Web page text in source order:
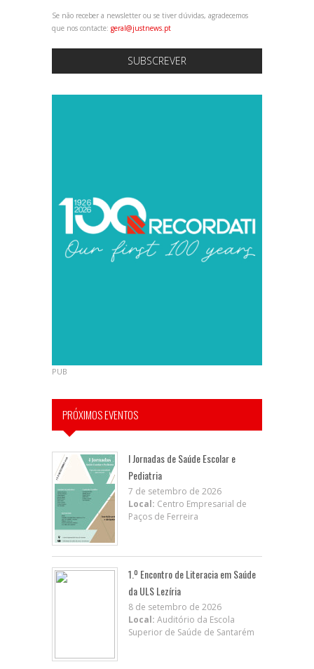
Se não receber a newsletter ou se tiver dúvidas, agradecemos
que nos contacte: geral@justnews.pt
SUBSCREVER
PUB
PRÓXIMOS EVENTOS
I Jornadas de Saúde Escolar e
Pediatria
7 de setembro de 2026
Local: Centro Empresarial de
Paços de Ferreira
1.º Encontro de Literacia em Saúde
da ULS Lezíria
8 de setembro de 2026
Local: Auditório da Escola
Superior de Saúde de Santarém